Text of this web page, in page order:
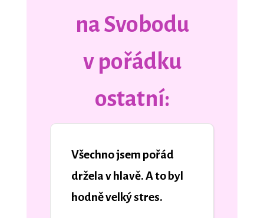
na Svobodu
v pořádku
ostatní:
Všechno jsem pořád
držela v hlavě. A to byl
hodně velký stres.